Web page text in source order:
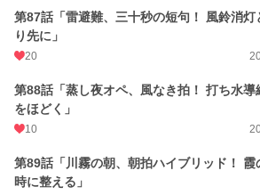
第87話「雷避難、三十秒の短句！ 風鈴消灯
り先に」
20
第88話「蒸し夜オペ、風なき拍！ 打ち水
をほどく」
10
第89話「川霧の朝、朝拍ハイブリッド！ 霞
時に整える」